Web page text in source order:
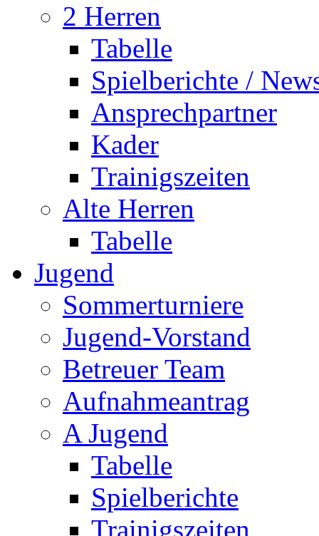
2 Herren
Tabelle
Spielberichte /
Ansprechpartner
Kader
Trainigszeiten
Alte Herren
Tabelle
Jugend
Sommerturniere
Jugend-Vorstand
Betreuer Team
Aufnahmeantrag
A Jugend
Tabelle
Spielberichte
Trainigszeiten